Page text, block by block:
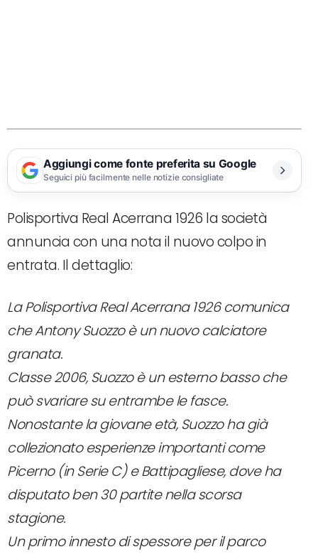
Aggiungi come fonte preferita su Google
Seguici più facilmente nelle notizie consigliate
Polisportiva Real Acerrana 1926 la società
annuncia con una nota il nuovo colpo in
entrata. Il dettaglio:
La Polisportiva Real Acerrana 1926 comunica
che Antony Suozzo è un nuovo calciatore
granata.
Classe 2006, Suozzo è un esterno basso che
può svariare su entrambe le fasce.
Nonostante la giovane età, Suozzo ha già
collezionato esperienze importanti come
Picerno (in Serie C) e Battipagliese, dove ha
disputato ben 30 partite nella scorsa
stagione.
Un primo innesto di spessore per il parco